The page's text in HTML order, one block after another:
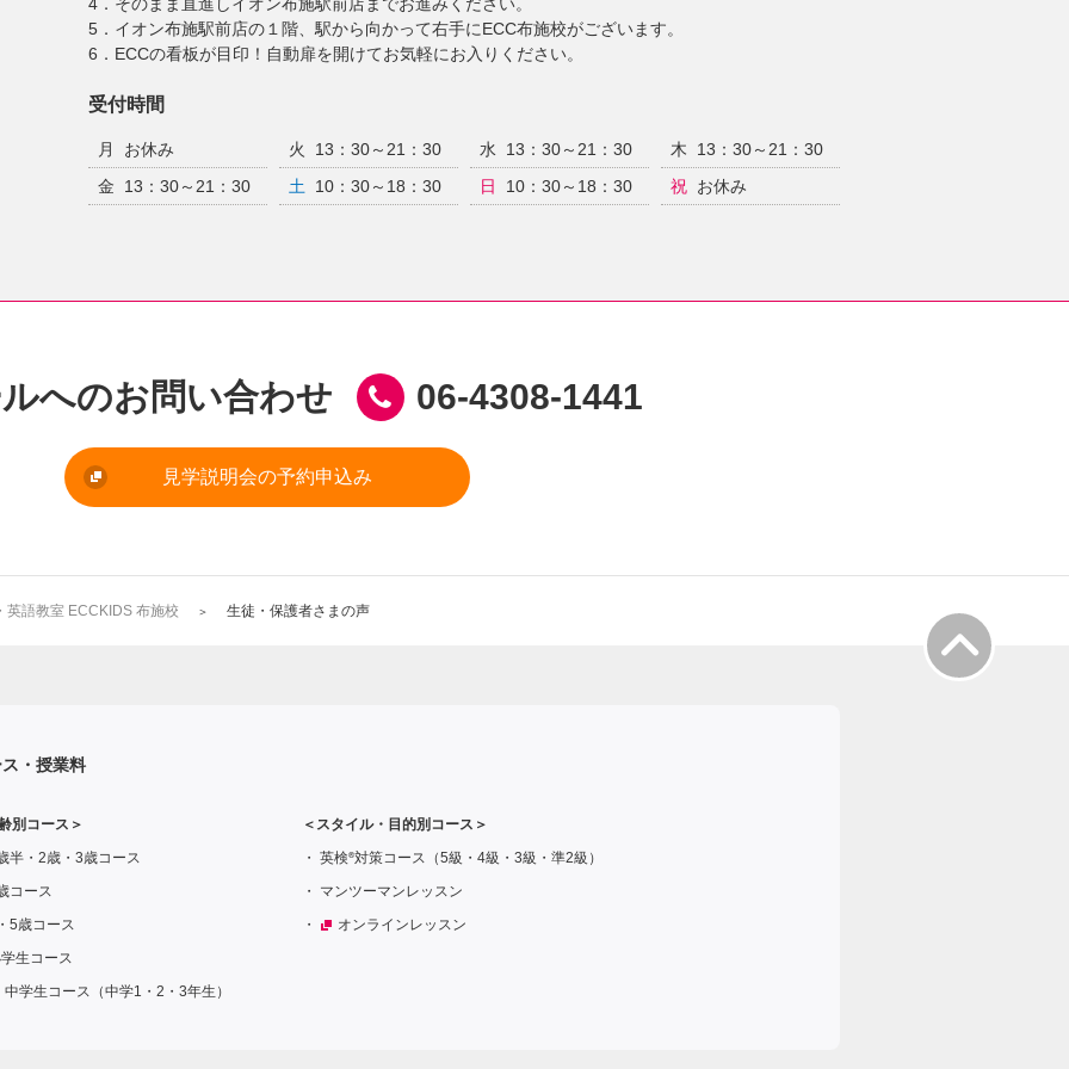
5．イオン布施駅前店の１階、駅から向かって右手にECC布施校がございます。
6．ECCの看板が目印！自動扉を開けてお気軽にお入りください。
受付時間
月 お休み 火 13：30～21：30 水 13：30～21：30 木
13：30～21：30
金
13：30～21：30 土 10：30～18：30 日 10：30～18：30 祝 お休み
へのお問い合わせ 06-4308-1441
見学説明会の予約申込み
英語教室 ECCKIDS 布施校 生徒・保護者さまの声
・授業料
別コース＞
半・2歳・3歳コース
コース
5歳コース
生コース
中学生コース（中学1・2・3年生）
＜スタイル・目的別コース＞
英検®対策コース（5級・4級・3級・準2級）
マンツーマンレッスン
オンラインレッスン